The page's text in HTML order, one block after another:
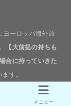
ヨーロッパ海外旅
【大前提の持ちも
合に持っていきた
す。
リストをみる
メニュー